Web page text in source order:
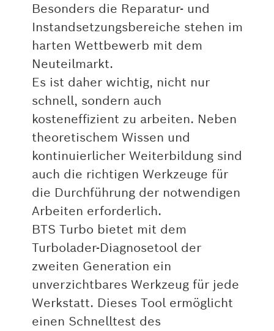
Besonders die Reparatur- und
Instandsetzungsbereiche stehen im
harten Wettbewerb mit dem
Neuteilmarkt.
Es ist daher wichtig, nicht nur
schnell, sondern auch
kosteneffizient zu arbeiten. Neben
theoretischem Wissen und
kontinuierlicher Weiterbildung sind
auch die richtigen Werkzeuge für
die Durchführung der notwendigen
Arbeiten erforderlich.
BTS Turbo bietet mit dem
Turbolader-Diagnosetool der
zweiten Generation ein
unverzichtbares Werkzeug für jede
Werkstatt. Dieses Tool ermöglicht
einen Schnelltest des